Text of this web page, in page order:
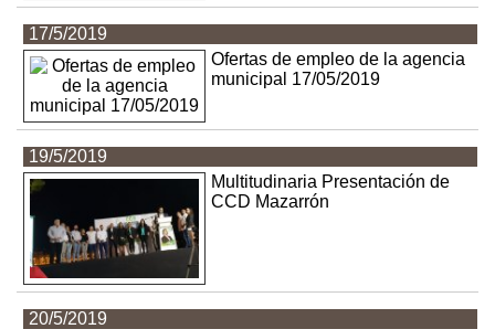
17/5/2019
Ofertas de empleo de la agencia
municipal 17/05/2019
19/5/2019
Multitudinaria Presentación de
CCD Mazarrón
20/5/2019